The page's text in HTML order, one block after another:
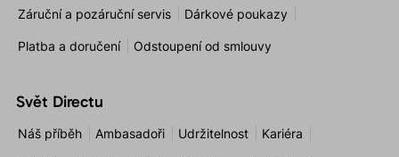
Záruční a pozáruční servis Dárkové poukazy
Platba a doručení Odstoupení od smlouvy
Svět Directu
Náš příběh Ambasadoři Udržitelnost Kariéra